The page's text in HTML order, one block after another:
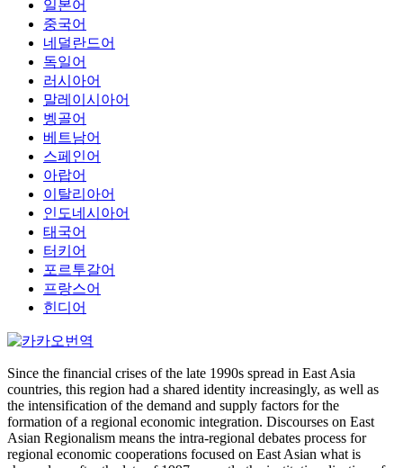
일본어
중국어
네덜란드어
독일어
러시아어
말레이시아어
벵골어
베트남어
스페인어
아랍어
이탈리아어
인도네시아어
태국어
터키어
포르투갈어
프랑스어
힌디어
Since the financial crises of the late 1990s spread in East Asia
countries, this region had a shared identity increasingly, as well as
the intensification of the demand and supply factors for the
formation of a regional economic integration. Discourses on East
Asian Regionalism means the intra-regional debates process for
regional economic cooperations focused on East Asian what is